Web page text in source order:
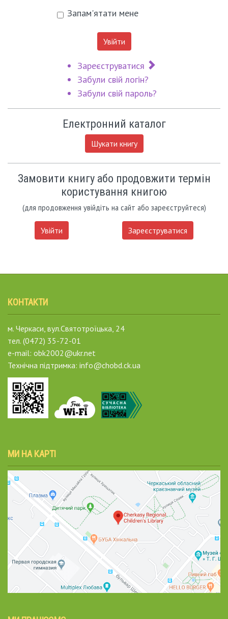
Запам'ятати мене
Увійти
Зареєструватися
Забули свій логін?
Забули свій пароль?
Електронний каталог
Шукати книгу
Замовити книгу або продовжити термін
користування книгою
(для продовження увійдіть на сайт або зареєструйтеся)
Увійти Зареєструватися
КОНТАКТИ
м. Черкаси, вул.Святотроїцька, 24
тел. (0472) 35-72-01
e-mail: obk2002@ukr.net
Технічна підтримка: info@chobd.ck.ua
МИ НА КАРТІ